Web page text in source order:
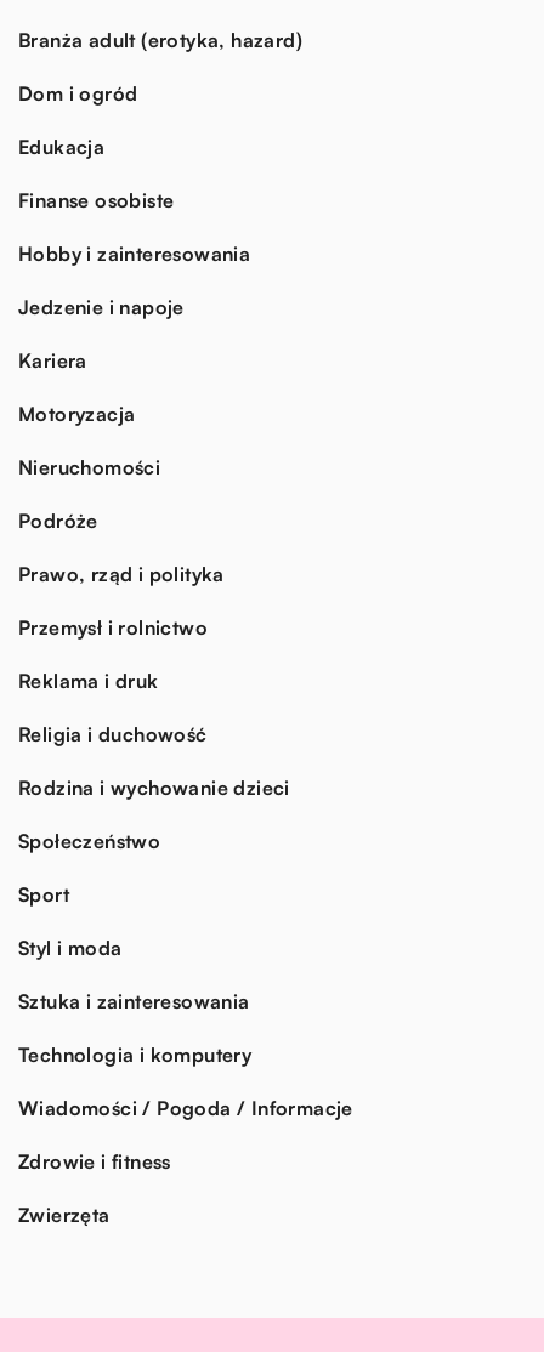
Branża adult (erotyka, hazard)
Dom i ogród
Edukacja
Finanse osobiste
Hobby i zainteresowania
Jedzenie i napoje
Kariera
Motoryzacja
Nieruchomości
Podróże
Prawo, rząd i polityka
Przemysł i rolnictwo
Reklama i druk
Religia i duchowość
Rodzina i wychowanie dzieci
Społeczeństwo
Sport
Styl i moda
Sztuka i zainteresowania
Technologia i komputery
Wiadomości / Pogoda / Informacje
Zdrowie i fitness
Zwierzęta